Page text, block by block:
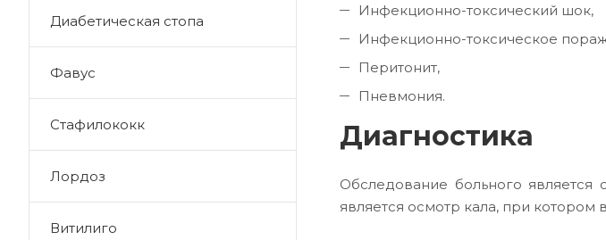
Инфекционно-токсический шок,
Инфекционно-токсическое
Перитонит,
Пневмония.
Диагностика
Обследование больного
является осмотр кала, при
Диабетическая стопа
Фавус
Стафилококк
Лордоз
Витилиго